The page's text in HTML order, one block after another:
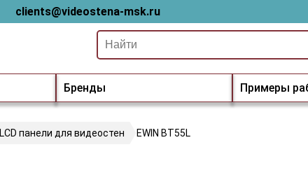
clients@videostena-msk.ru
Бренды Примеры
LCD панели для видеостен EWIN BT55L